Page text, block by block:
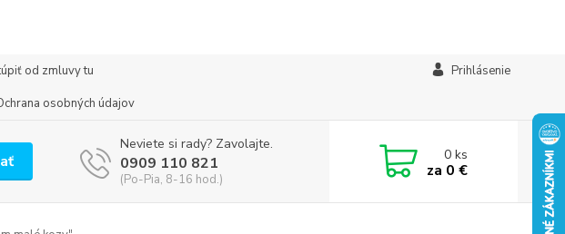
od zmluvy tu
osobných údajov
Prihlásenie
Neviete si rady? Zavolajte.
0909 110 821
(Po-Pia, 8-16 hod.)
0ks
za 0 €